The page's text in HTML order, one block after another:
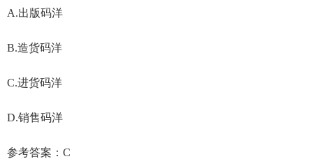
A.出版码洋
B.造货码洋
C.进货码洋
D.销售码洋
参考答案：C